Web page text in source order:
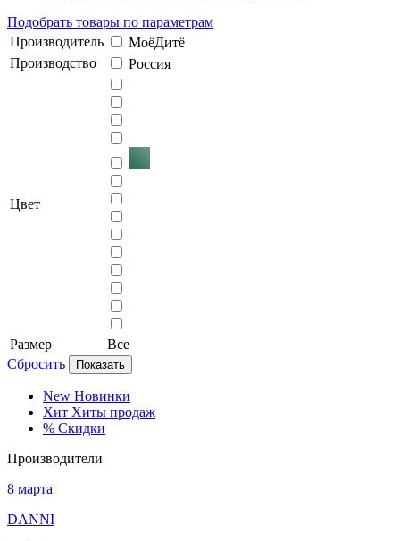
Подобрать товары по параметрам
Производитель
МоёДитё
Производство
Россия
Цвет
Размер
Все
Сбросить
Показать
New Новинки
Хит Хиты продаж
% Скидки
Производители
8 марта
DANNI